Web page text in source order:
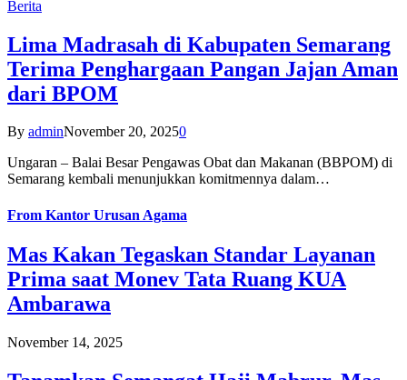
Berita
Lima Madrasah di Kabupaten Semarang
Terima Penghargaan Pangan Jajan Aman
dari BPOM
By adminNovember 20, 20250
Ungaran – Balai Besar Pengawas Obat dan Makanan (BBPOM) di
Semarang kembali menunjukkan komitmennya dalam…
From Kantor Urusan Agama
Mas Kakan Tegaskan Standar Layanan
Prima saat Monev Tata Ruang KUA
Ambarawa
November 14, 2025